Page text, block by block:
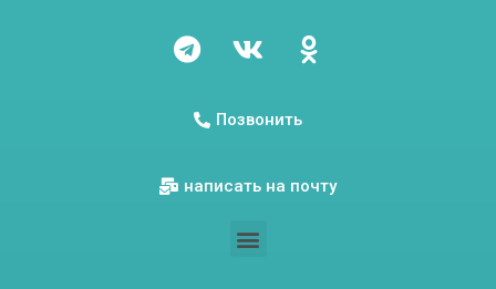
Позвонить
написать на почту